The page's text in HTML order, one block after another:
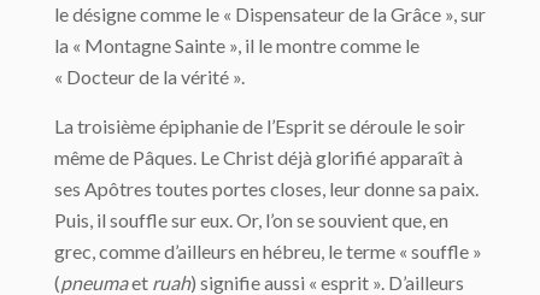
le désigne comme le « Dispensateur de la Grâce », sur
la « Montagne Sainte », il le montre comme le
« Docteur de la vérité ».
La troisième épiphanie de l’Esprit se déroule le soir
même de Pâques. Le Christ déjà glorifié apparaît à
ses Apôtres toutes portes closes, leur donne sa paix.
Puis, il souffle sur eux. Or, l’on se souvient que, en
grec, comme d’ailleurs en hébreu, le terme « souffle »
(pneumaet ruah) signifie aussi « esprit ». D’ailleurs